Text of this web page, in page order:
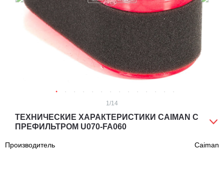
1 /14
ТЕХНИЧЕСКИЕ ХАРАКТЕРИСТИКИ CAIMAN С
ПРЕФИЛЬТРОМ U070-FA060
Производитель Caiman